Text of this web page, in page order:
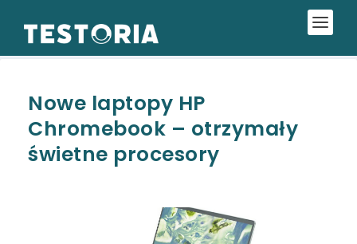
Nowe laptopy HP
Chromebook – otrzymały
świetne procesory